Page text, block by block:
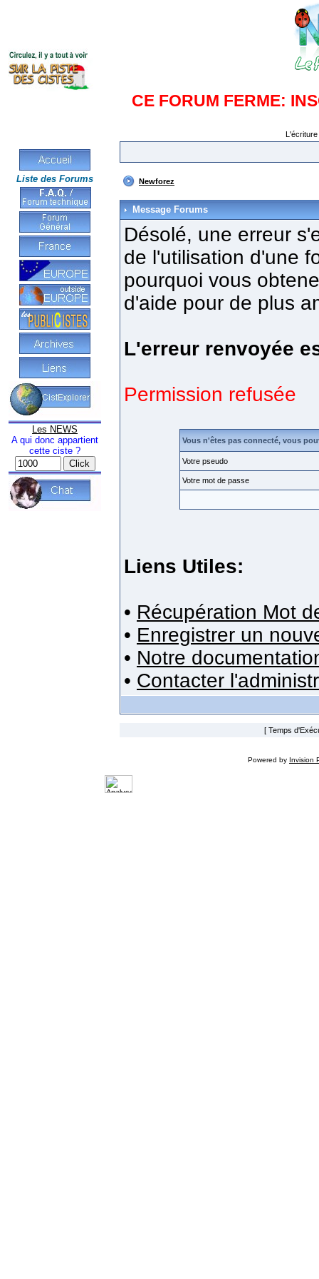
CE FORUM FERME:
Liste des Forums
Les NEWS
A qui donc appartient
cette ciste ?
Newforez
Message Forums
Désolé, une erreur
de l'utilisation d'une
pourquoi vous
d'aide pour de plus
L'erreur renvoyée
Permission refusée
Vous n'êtes pas connecté, vous
Votre pseudo
Votre mot de passe
Liens Utiles:
• Récupération Mot
• Enregistrer un
• Notre
• Contacter
[ Temps
Powered by Invision